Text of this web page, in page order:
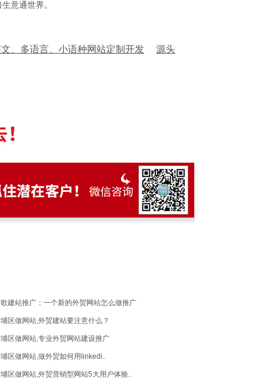
意通世界。
、多语言、小语种网站定制开发 源头
建站推广：一个新的外贸网站怎么做推广
区做网站,外贸建站要注意什么？
区做网站,专业外贸网站建设推广
区做网站,做外贸如何用linkedi..
区做网站,外贸营销型网站5大用户体验..